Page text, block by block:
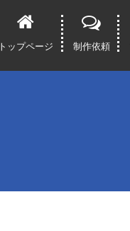
トップページ 制作依頼